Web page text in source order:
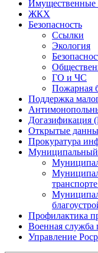
Имущественные
ЖКХ
Безопасность
Ссылки
Экология
ГО и ЧС
Пожарная
Поддержка
Догазификация
Открытые
Прокуратура
Муниципальный
Профилактика
Военная служба
Управление